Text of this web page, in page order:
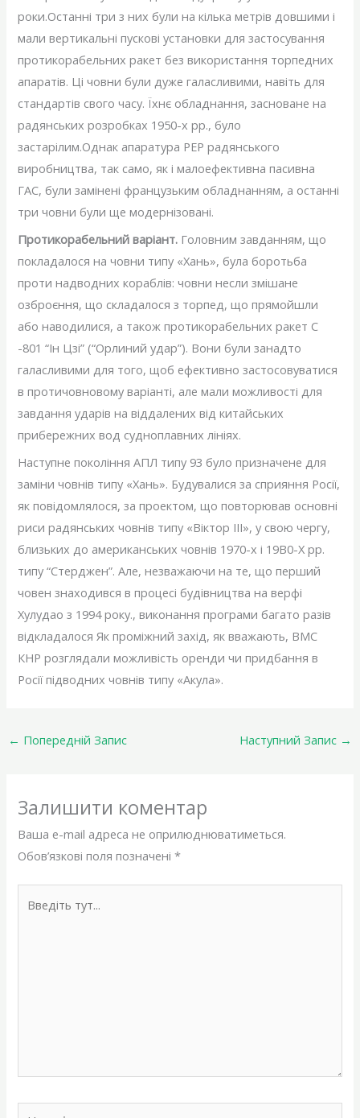
роки.Останні три з них були на кілька метрів довшими і
мали вертикальні пускові установки для застосування
протикорабельних ракет без використання торпедних
апаратів. Ці човни були дуже галасливими, навіть для
стандартів свого часу. Їхнє обладнання, засноване на
радянських розробках 1950-х рр., було
застарілим.Однак апаратура РЕР радянського
виробництва, так само, як і малоефективна пасивна
ГАС, були замінені французьким обладнанням, а останні
три човни були ще модернізовані.
Протикорабельний варіант. Головним завданням, що
покладалося на човни типу «Хань», була боротьба
проти надводних кораблів: човни несли змішане
озброєння, що складалося з торпед, що прямойшли
або наводилися, а також протикорабельних ракет С
-801 “Ін Цзі” (“Орлиний удар”). Вони були занадто
галасливими для того, щоб ефективно застосовуватися
в протичовновому варіанті, але мали можливості для
завдання ударів на віддалених від китайських
прибережних вод судноплавних лініях.
Наступне покоління АПЛ типу 93 було призначене для
заміни човнів типу «Хань». Будувалися за сприяння Росії,
як повідомлялося, за проектом, що повторював основні
риси радянських човнів типу «Віктор III», у свою чергу,
близьких до американських човнів 1970-х і 19B0-X рр.
типу “Стерджен”. Але, незважаючи на те, що перший
човен знаходився в процесі будівництва на верфі
Хулудао з 1994 року., виконання програми багато разів
відкладалося Як проміжний захід, як вважають, ВМС
КНР розглядали можливість оренди чи придбання в
Росії підводних човнів типу «Акула».
← Попередній Запис Наступний Запис →
Залишити коментар
Ваша e-mail адреса не оприлюднюватиметься.
Обов’язкові поля позначені*